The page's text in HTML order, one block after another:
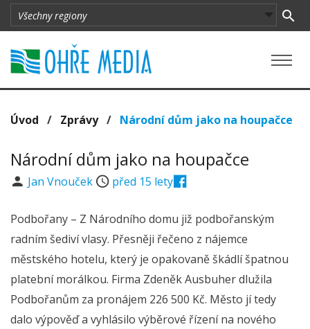
Úvod / Zprávy/ Národní dům jako na houpačce
Národní dům jako na houpačce
Jan Vnouček před 15 lety
Podbořany – Z Národního domu již podbořanským
radním šediví vlasy. Přesněji řečeno z nájemce
městského hotelu, který je opakovaně škádlí špatnou
platební morálkou. Firma Zdeněk Ausbuher dlužila
Podbořanům za pronájem 226 500 Kč. Město jí tedy
dalo výpověď a vyhlásilo výběrové řízení na nového